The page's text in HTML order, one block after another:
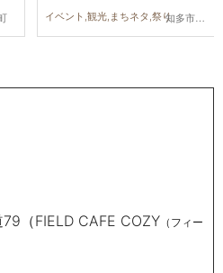
知多市,阿久比町,半田市,常滑市,武豊町,美浜町,南知多町
イベント,観光,まちネタ,祭り
（FIELD CAFE COZY （フィー